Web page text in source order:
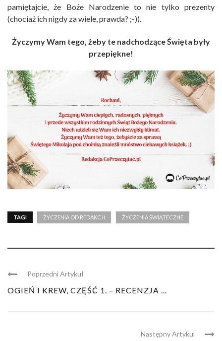
pamiętajcie, że Boże Narodzenie to nie tylko prezenty
(chociaż ich nigdy za wiele, prawda? ;-)).
Życzymy Wam tego, żeby te nadchodzące Święta były
przepiękne!
TAGI ŻYCZENIA OD REDAKCJI ŻYCZENIA ŚWIĄTECZNE
Poprzedni Artykuł
OGIEŃ I KREW, CZĘŚĆ 1. – RECENZJA ...
Następny Artykul